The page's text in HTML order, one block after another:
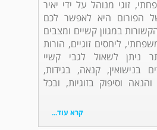
זוגי מנוהל על ידי יאיר
הפורום היא לאפשר לכם
במגוון קשיים ומצבים
ליחסים זוגיים, הורות
ניתן לשאול לגבי קשיי
בנישואין, קנאה, בגידות,
וסיפוק בזוגיות, ובכל
קרא עוד...